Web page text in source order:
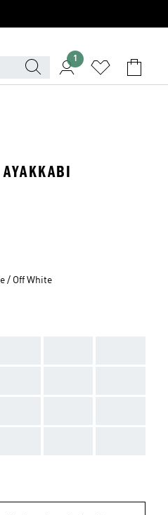
1
/ Off White